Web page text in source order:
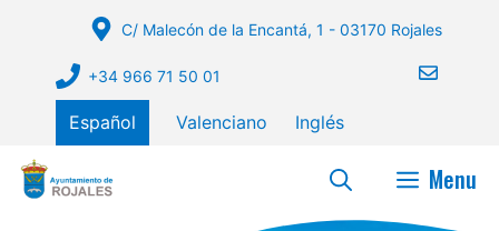
contenido
C/ Malecón de la Encantá, 1 - 03170 Rojales
+34 966 71 50 01
Español Valenciano Inglés
Menu